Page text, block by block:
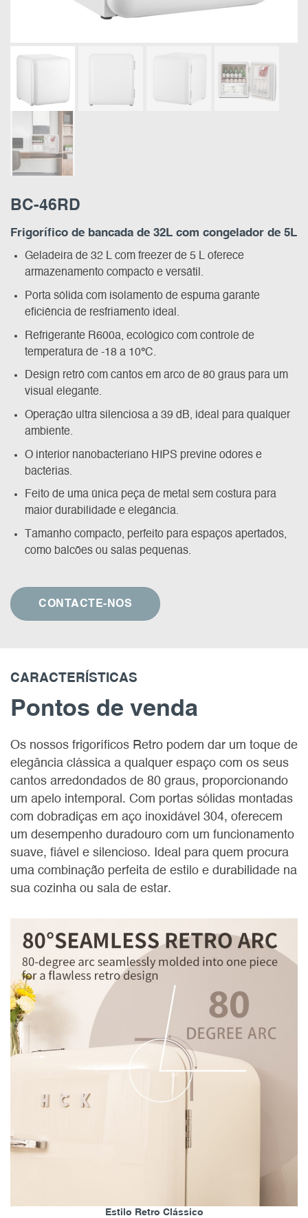
BC-46RD
Frigorífico de bancada de 32L com congelador de 5L
Geladeira de 32 L com freezer de 5 L oferece
armazenamento compacto e versátil.
Porta sólida com isolamento de espuma garante
eficiência de resfriamento ideal.
Refrigerante R600a, ecológico com controle de
temperatura de -18 a 10°C.
Design retrô com cantos em arco de 80 graus para um
visual elegante.
Operação ultra silenciosa a 39 dB, ideal para qualquer
ambiente.
O interior nanobacteriano HIPS previne odores e
bactérias.
Feito de uma única peça de metal sem costura para
maior durabilidade e elegância.
Tamanho compacto, perfeito para espaços apertados,
como balcões ou salas pequenas.
CONTACTE-NOS
CARACTERÍSTICAS
Pontos de venda
Os nossos frigoríficos Retro podem dar um toque de
elegância clássica a qualquer espaço com os seus
cantos arredondados de 80 graus, proporcionando
um apelo intemporal. Com portas sólidas montadas
com dobradiças em aço inoxidável 304, oferecem
um desempenho duradouro com um funcionamento
suave, fiável e silencioso. Ideal para quem procura
uma combinação perfeita de estilo e durabilidade na
sua cozinha ou sala de estar.
Estilo Retro Clássico